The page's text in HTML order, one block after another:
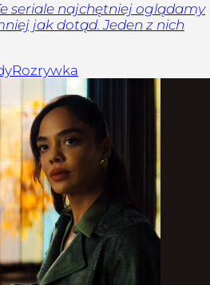
seriale najchętniej oglądamy
jak dotąd. Jeden z nich
Rozrywka